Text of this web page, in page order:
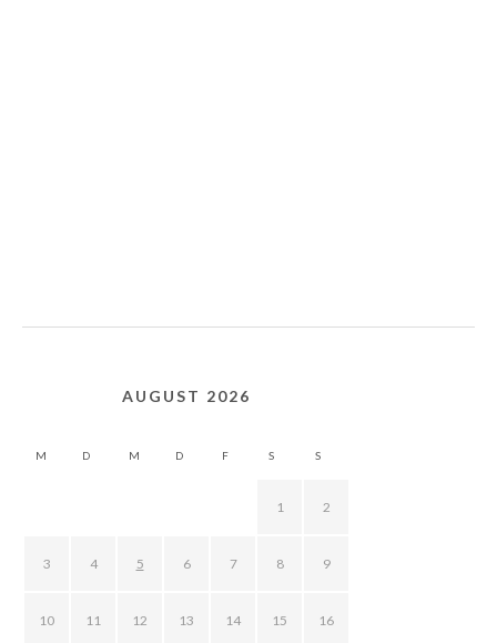
AUGUST 2026
M D M D F S S
1 2
3 4 5 6 7 8 9
10 11 12 13 14 15 16